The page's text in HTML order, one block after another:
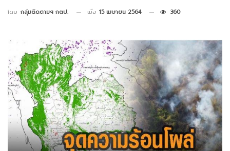
โดย กลุ่มติดตามฯ กตป. เมื่อ 15 เมษายน 2564 360